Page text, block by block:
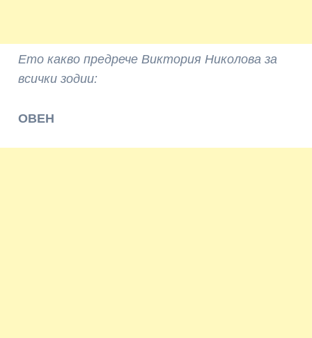
Ето какво предрече Виктория Николова за
всички зодии:
ОВЕН